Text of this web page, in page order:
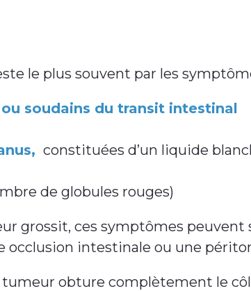
le plus souvent par les
soudains du transit intestinal
constituées d’un liquide
de globules rouges)
grossit, ces symptômes peuvent
occlusion intestinale ou une
obture complètement le